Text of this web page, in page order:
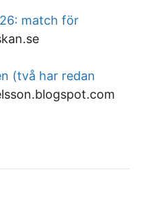
match för
(två har redan